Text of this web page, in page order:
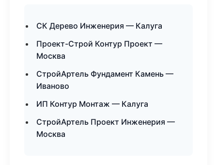
СК Дерево Инженерия — Калуга
Проект-Строй Контур Проект —
Москва
СтройАртель Фундамент Камень —
Иваново
ИП Контур Монтаж — Калуга
СтройАртель Проект Инженерия —
Москва